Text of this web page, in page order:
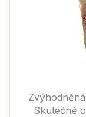
Skutečně